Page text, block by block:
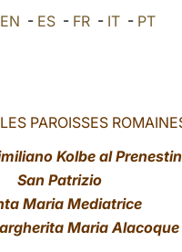
EN - ES - FR - IT - PT
PAROISSES
Kolbe al
San Patrizio
Maria Mediatrice
Maria Alacoque